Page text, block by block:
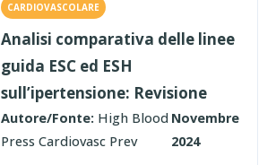
CARDIOVASCOLARE
Analisi comparativa delle linee
guida ESC ed ESH
sull’ipertensione: Revisione
Autore/Fonte: High Blood
Press Cardiovasc Prev
Novembre
2024